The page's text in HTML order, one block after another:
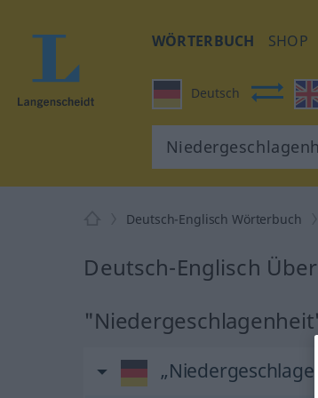
WÖRTERBUCH SHOP
Deutsch
Deutsch-Englisch Wörterbuch
Deutsch-Englisch